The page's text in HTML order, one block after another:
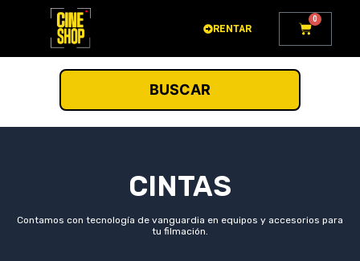
contenido
RENTAR
0
Carrito
BUSCAR
CINTAS
Contamos con tecnología de vanguardia en equipos y accesorios para
tu filmación.